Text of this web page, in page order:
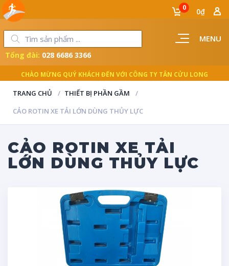
MENU
0 0₫
LUÔN ĐỒNG HÀNH CÙNG NGƯỜI THỢ
Tổng đài: 028 6686 3366
TRANG CHỦ
THIẾT BỊ PHẦN GẦM
CẢO ROTIN XE TẢI LỚN DÙNG THỦY LỰC
CẢO ROTIN XE TẢI
LỚN DÙNG THỦY LỰC